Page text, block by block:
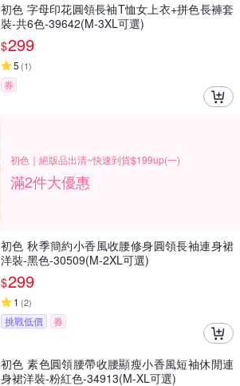
初色 字母印花圓領長袖T恤女上衣+拼色長褲套
裝-共6色-39642(M-3XL可選)
$299
5 (1)
券
初色｜絕版品出清~快速到貨$199up(一)
滿2件大優惠
初色 秋季簡約小香風收腰修身圓領長袖連身裙
洋裝-黑色-30509(M-2XL可選)
$299
1 (2)
挑戰低價 券
初色 素色圓領腰帶收腰顯瘦小香風短袖休閒連
身裙洋裝-粉紅色-34913(M-XL可選)